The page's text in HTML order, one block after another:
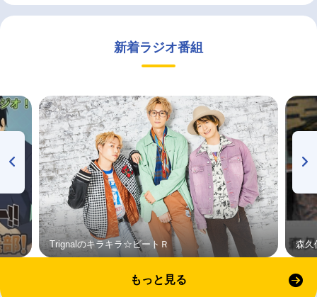
新着ラジオ番組
Trignalのキラキラ☆ビートＲ 森久
もっと見る